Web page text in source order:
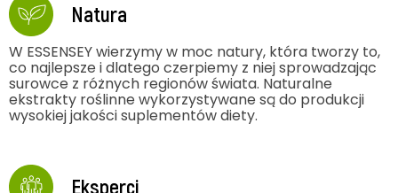
Natura
W ESSENSEY wierzymy w moc natury, która tworzy to,
co najlepsze i dlatego czerpiemy z niej sprowadzając
surowce z różnych regionów świata. Naturalne
ekstrakty roślinne wykorzystywane są do produkcji
wysokiej jakości suplementów diety.
Eksperci